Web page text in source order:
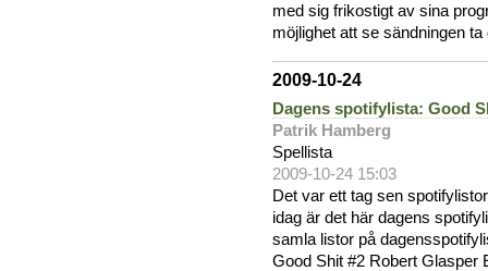
med sig frikostigt av sina
möjlighet att se sändningen
2009-10-24
Dagens spotifylista: Good
Patrik Hamberg
Spellista
2009-10-24 15:03
Det var ett tag sen
idag är det här dagens
samla listor på
Good Shit #2 Robert Glasper